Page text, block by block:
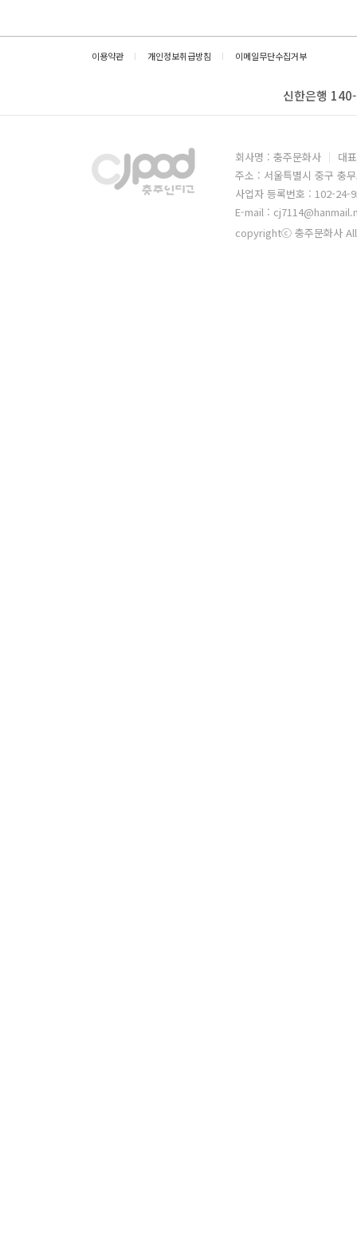
이용약관 개인정보취급방침 이메일무단수집거부
신한은행
회사명 : 충주문화사
대
주소 : 서울특별시 중구 충
사업자 등록번호 : 102-24-
E-mail :
copyrightⓒ 충주문화사